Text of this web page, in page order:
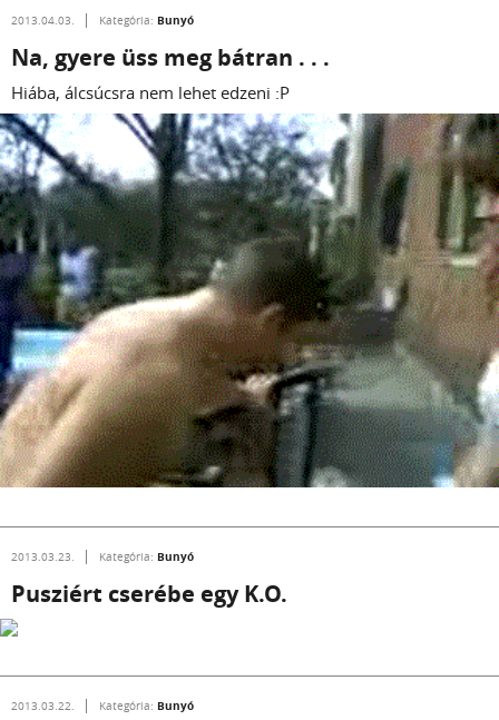
2013.04.03. Kategória: Bunyó
Na, gyere üss meg bátran . . .
Hiába, álcsúcsra nem lehet edzeni :P
2013.03.23. Kategória: Bunyó
Pusziért cserébe egy K.O.
2013.03.22. Kategória: Bunyó